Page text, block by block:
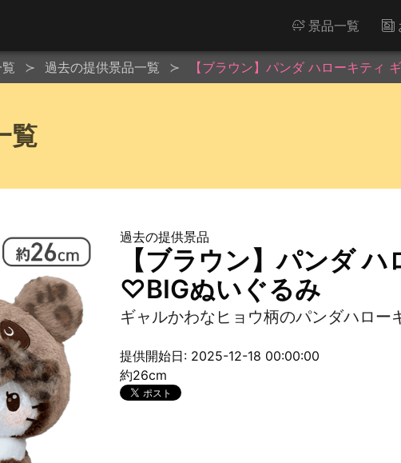
景品一覧
過去の提供景品一覧 【ブラウン】パンダ ハローキティ
覧
過去の提供景品
【ブラウン】パンダ
♡BIGぬいぐるみ
ギャルかわなヒョウ柄のパンダハロー
提供開始日: 2025-12-18 00:00:00
約26cm